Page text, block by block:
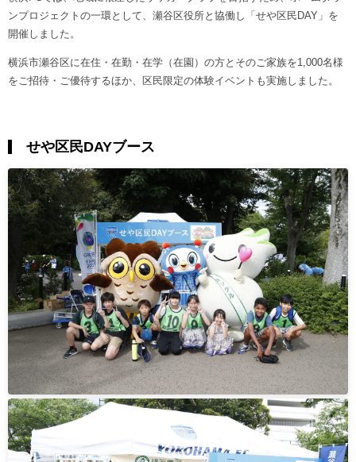
ンプロジェクトの一環として、瀬谷区役所と協働し「せや区民DAY」を
開催しました。
横浜市瀬谷区に在住・在勤・在学（在園）の方とそのご家族を1,000名様
をご招待・ご優待するほか、区民限定の体験イベントも実施しました。
せや区民DAYブース